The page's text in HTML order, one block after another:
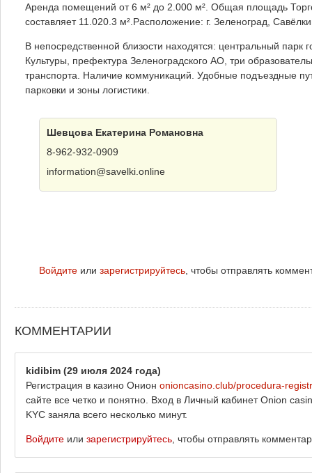
Аренда помещений от 6 м² до 2.000 м². Общая площадь
составляет 11.020.3 м².Расположение: г. Зеленоград,
В непосредственной близости находятся: центральный
Культуры, префектура Зеленоградского АО, три
транспорта. Наличие коммуникаций. Удобные подъездные
парковки и зоны логистики.
Шевцова Екатерина Романовна
8-962-932-0909
information@savelki.online
Войдите или зарегистрируйтесь , чтобы отправлять
КОММЕНТАРИИ
kidibim (29 июля 2024 года)
Регистрация в казино Онион onioncasino.club/procedura-
сайте все четко и понятно. Вход в Личный кабинет Onion
KYC заняла всего несколько минут.
Войдите или зарегистрируйтесь , чтобы отправлять